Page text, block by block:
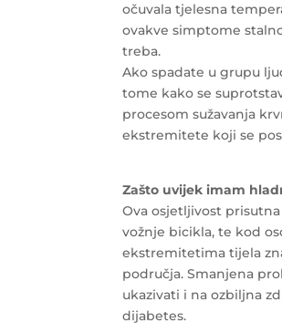
očuvala tjelesna
ovakve simptome
treba.
Ako spadate u grupu
tome kako se
procesom sužavanja
ekstremitete koji se
Zašto uvijek imam
Ova osjetljivost
vožnje bicikla, te kod
ekstremitetima tijela
područja. Smanjena
ukazivati i na ozbiljna
dijabetes.